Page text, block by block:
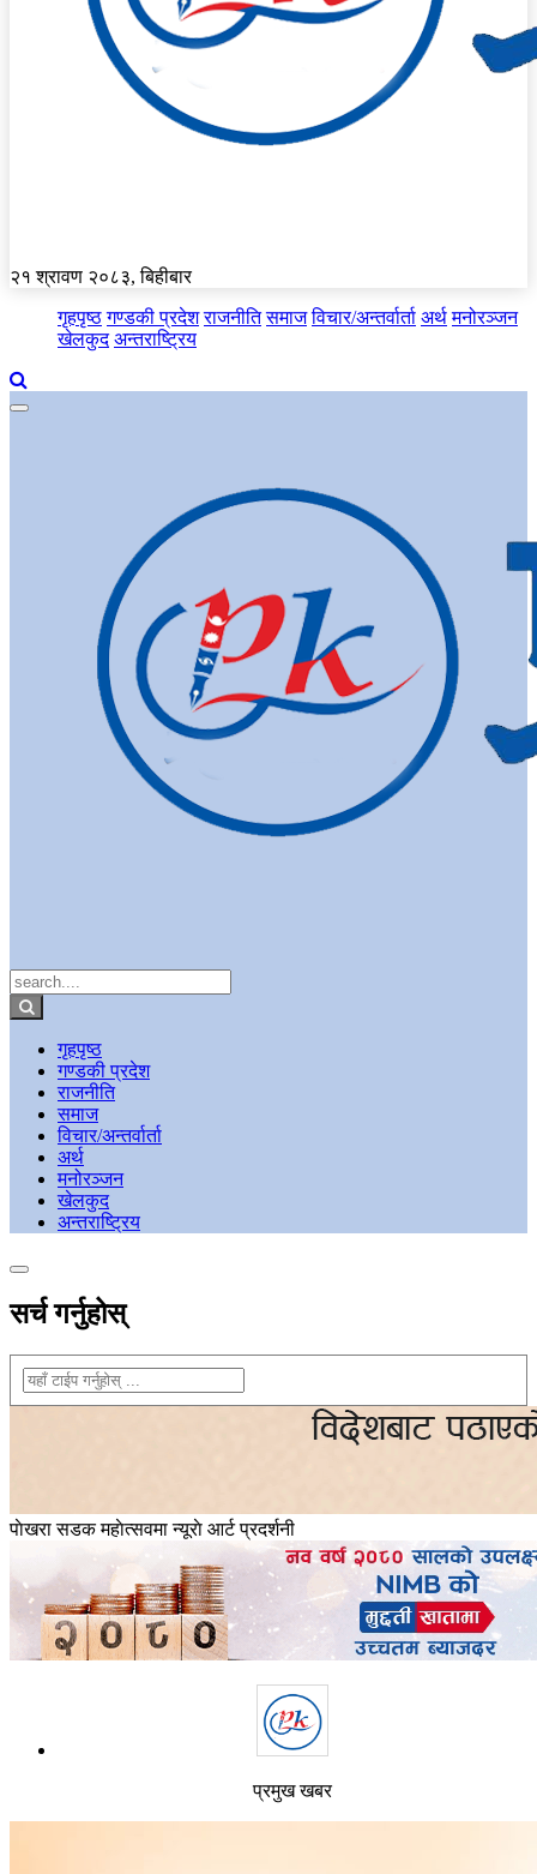
२१ श्रावण २०८३, बिहीबार
गृहपृष्ठ गण्डकी प्रदेश राजनीति समाज विचार/अन्तर्वार्ता अर्थ मनोरञ्जन
खेलकुद अन्तराष्ट्रिय
गृहपृष्ठ
गण्डकी प्रदेश
राजनीति
समाज
विचार/अन्तर्वार्ता
अर्थ
मनोरञ्जन
खेलकुद
अन्तराष्ट्रिय
सर्च गर्नुहोस्
पाेखरा सडक महाेत्सवमा न्यूराे आर्ट प्रदर्शनी
प्रमुख खबर